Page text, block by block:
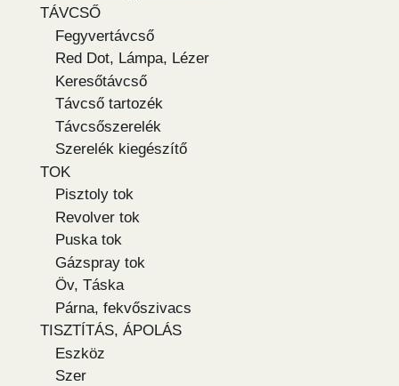
TÁVCSŐ
Fegyvertávcső
Red Dot, Lámpa, Lézer
Keresőtávcső
Távcső tartozék
Távcsőszerelék
Szerelék kiegészítő
TOK
Pisztoly tok
Revolver tok
Puska tok
Gázspray tok
Öv, Táska
Párna, fekvőszivacs
TISZTÍTÁS, ÁPOLÁS
Eszköz
Szer